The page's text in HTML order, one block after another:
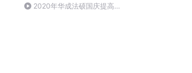
2020年华成法硕国庆提高班